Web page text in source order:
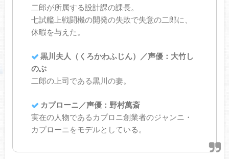
二郎が所属する設計課の課長。
七試艦上戦闘機の開発の失敗で失意の二郎に、
休暇を与えた。
黒川夫人（くろかわふじん）／声優：大竹し
のぶ
二郎の上司である黒川の妻。
カプローニ／声優：野村萬斎
実在の人物であるカプロニ創業者のジャンニ・
カプローニをモデルとしている。